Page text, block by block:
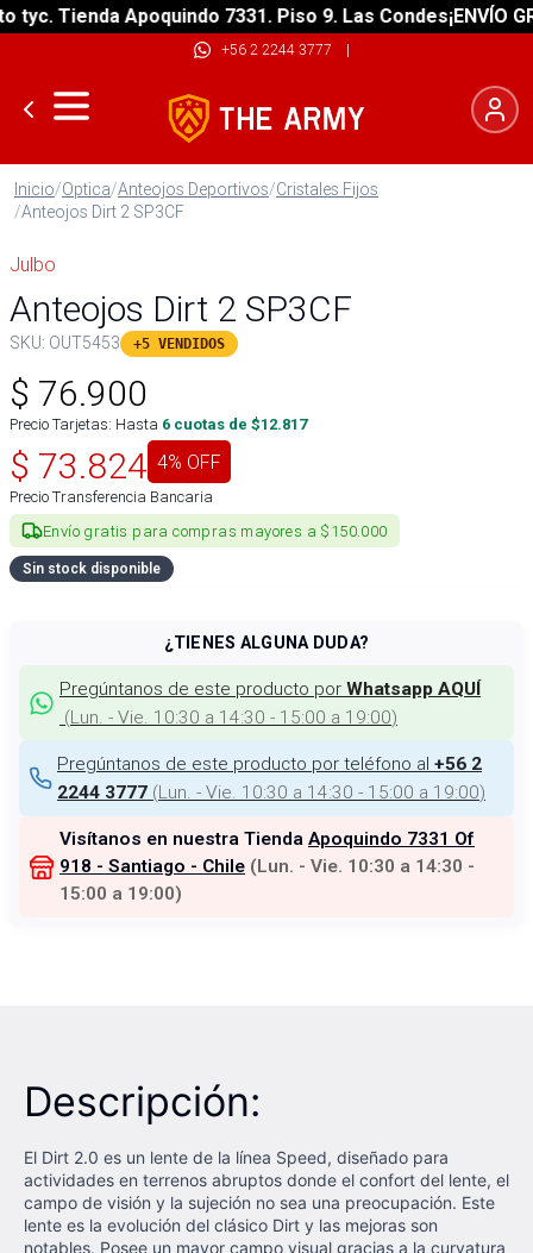
Tienda Apoquindo 7331. Piso 9. Las Condes¡ENVÍO
+56 2 2244 3777 |
Inicio/Optica/Anteojos Deportivos/Cristales Fijos
/Anteojos Dirt 2 SP3CF
Julbo
Anteojos Dirt 2 SP3CF
SKU: OUT5453 +5 VENDIDOS
$ 76.900
Precio Tarjetas: Hasta 6 cuotas de $12.817
$ 73.824 4% OFF
Precio Transferencia Bancaria
Envío gratis para compras mayores a $150.000
Sin stock disponible
¿TIENES ALGUNA DUDA?
Pregúntanos de este producto por Whatsapp AQUÍ
(Lun. - Vie. 10:30 a 14:30 - 15:00 a 19:00)
Pregúntanos de este producto por teléfono al +56 2
2244 3777 (Lun. - Vie. 10:30 a 14:30 - 15:00 a 19:00)
Visítanos en nuestra Tienda Apoquindo 7331 Of
918 - Santiago - Chile (Lun. - Vie. 10:30 a 14:30 -
15:00 a 19:00)
Descripción:
El Dirt 2.0 es un lente de la línea Speed, diseñado para
actividades en terrenos abruptos donde el confort del lente, el
campo de visión y la sujeción no sea una preocupación. Este
lente es la evolución del clásico Dirt y las mejoras son
notables. Posee un mayor campo visual gracias a la curvatura